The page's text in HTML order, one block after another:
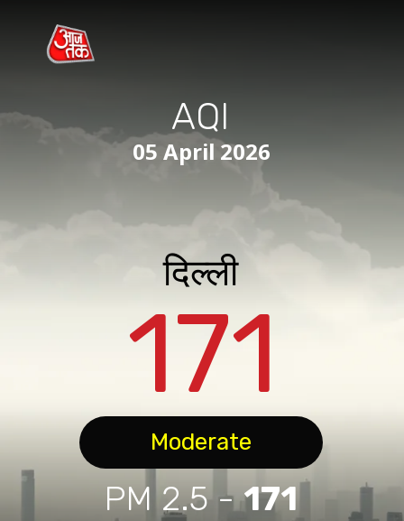
171
AQI
दिल्ली
PM 2.5 -171
05 April 2026
Moderate